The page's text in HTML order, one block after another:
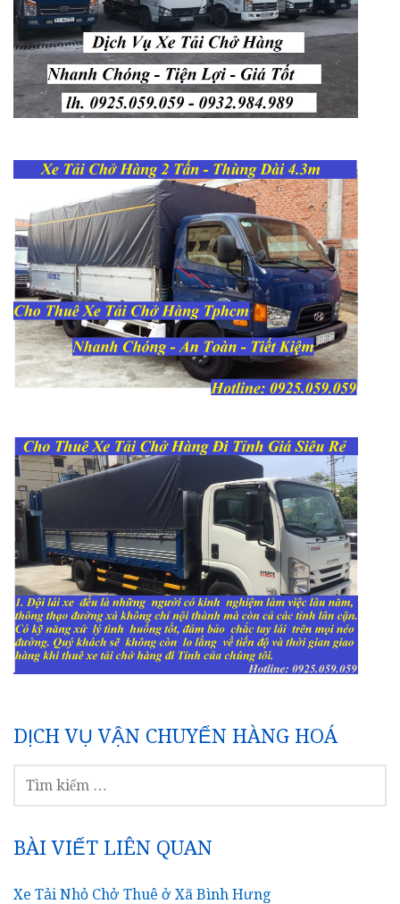
DỊCH VỤ VẬN CHUYỂN HÀNG HOÁ
KIẾM
BÀI VIẾT LIÊN QUAN
Xe Tải Nhỏ Chở Thuê ở Xã Bình Hưng